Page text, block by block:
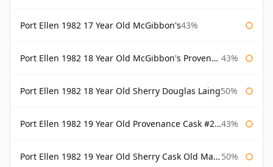
Port Ellen 1982 17 Year Old McGibbon's43%
Port Ellen 1982 18 Year Old McGibbon's Provenance 43%
Port Ellen 1982 18 Year Old Sherry Douglas Laing50%
Port Ellen 1982 19 Year Old Provenance Cask #2733 McGibbon's 43%
Port Ellen 1982 19 Year Old Sherry Cask Old Malt Cask Douglas Laing 50%